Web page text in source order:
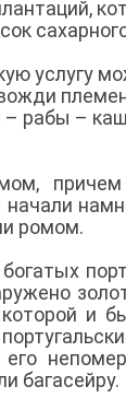
услугу
рабы –
причем
ромом.
и
багасейру.